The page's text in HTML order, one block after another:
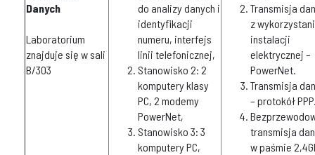
Danych
Laboratorium
znajduje się w sali
B/303
do analizy danych i
identyfikacji
numeru, interfejs
linii telefonicznej,
Stanowisko 2: 2
komputery klasy
PC, 2 modemy
PowerNet,
Stanowisko 3: 3
komputery PC,
Transmisja
z
instalacji
elektrycznej –
PowerNet.
Transmisja
– protokół
transmisja
w paśmie